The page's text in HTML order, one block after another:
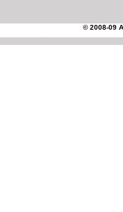
© 2008-09